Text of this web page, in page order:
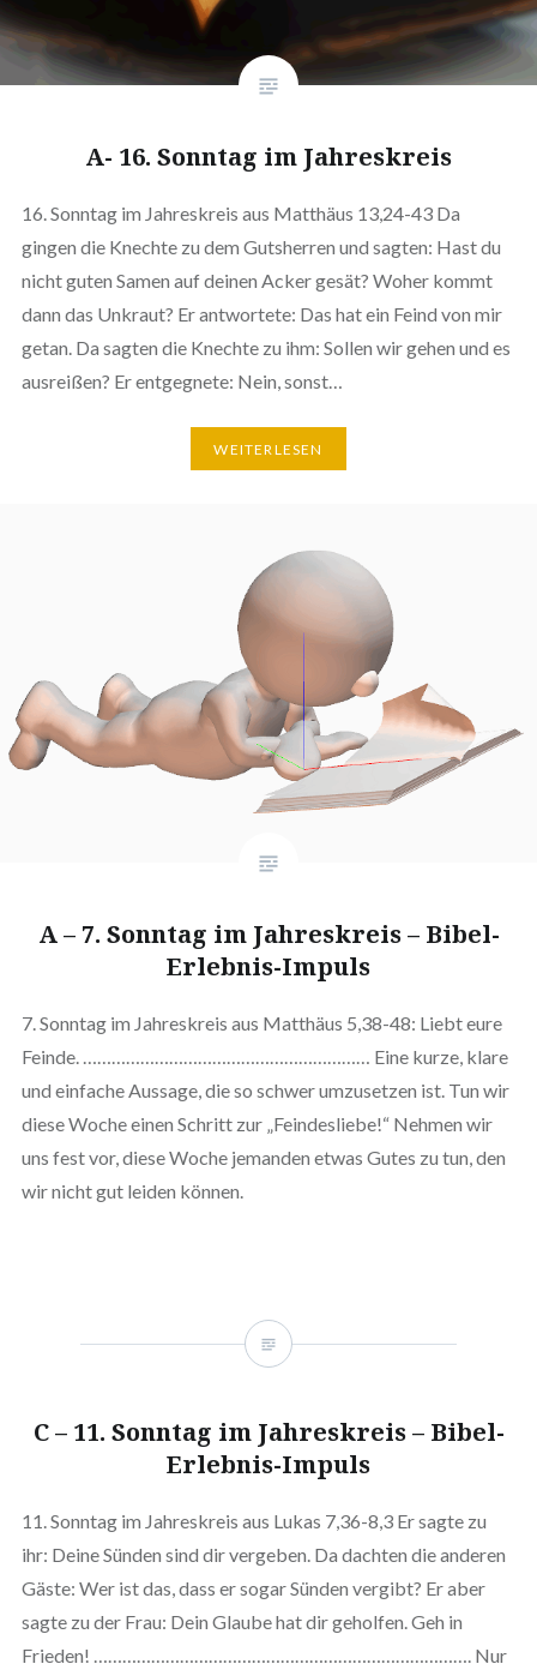
A- 16. Sonntag im Jahreskreis
16. Sonntag im Jahreskreis aus Matthäus 13,24-43 Da
gingen die Knechte zu dem Gutsherren und sagten: Hast du
nicht guten Samen auf deinen Acker gesät? Woher kommt
dann das Unkraut? Er antwortete: Das hat ein Feind von mir
getan. Da sagten die Knechte zu ihm: Sollen wir gehen und es
ausreißen? Er entgegnete: Nein, sonst…
WEITERLESEN
A – 7. Sonntag im Jahreskreis – Bibel-
Erlebnis-Impuls
7. Sonntag im Jahreskreis aus Matthäus 5,38-48: Liebt eure
Feinde. …………………………………………………… Eine kurze, klare
und einfache Aussage, die so schwer umzusetzen ist. Tun wir
diese Woche einen Schritt zur „Feindesliebe!“ Nehmen wir
uns fest vor, diese Woche jemanden etwas Gutes zu tun, den
wir nicht gut leiden können.
C – 11. Sonntag im Jahreskreis – Bibel-
Erlebnis-Impuls
11. Sonntag im Jahreskreis aus Lukas 7,36-8,3 Er sagte zu
ihr: Deine Sünden sind dir vergeben. Da dachten die anderen
Gäste: Wer ist das, dass er sogar Sünden vergibt? Er aber
sagte zu der Frau: Dein Glaube hat dir geholfen. Geh in
Frieden! ……………………………………………………………………. Nur